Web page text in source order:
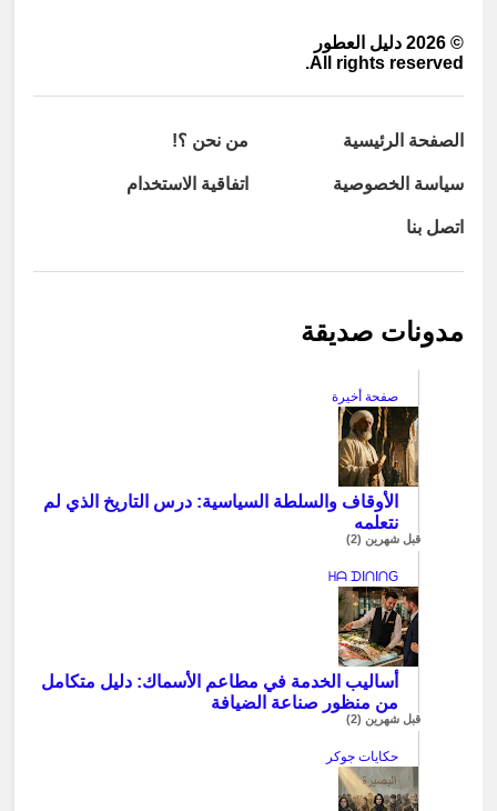
©
2026 دليل العطور
All rights reserved.
الصفحة الرئيسية من نحن ؟!
سياسة الخصوصية اتفاقية الاستخدام
اتصل بنا
مدونات صديقة
صفحة أخيرة
الأوقاف والسلطة السياسية: درس التاريخ الذي لم
نتعلمه
قبل شهرين (2)
ᕼᗩ ᗪIᑎIᑎG
أساليب الخدمة في مطاعم الأسماك: دليل متكامل
من منظور صناعة الضيافة
قبل شهرين (2)
حكايات جوكر